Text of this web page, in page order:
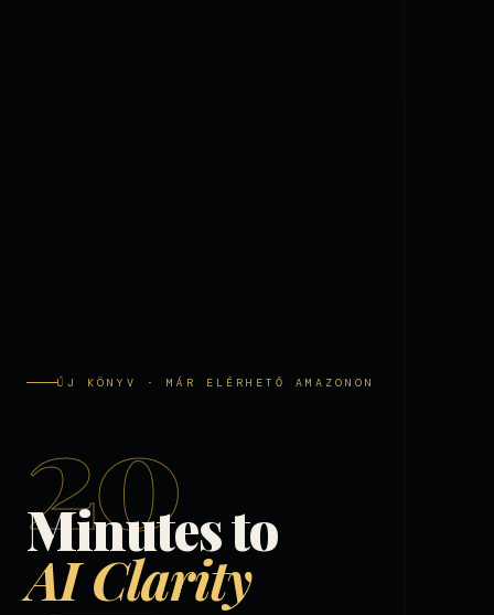
ÚJ KÖNYV · MÁR ELÉRHETŐ AMAZONON
20
Minutes to
AI Clarity